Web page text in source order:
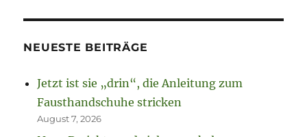
NEUESTE BEITRÄGE
Jetzt ist sie „drin“, die Anleitung zum
Fausthandschuhe stricken
August 7, 2026